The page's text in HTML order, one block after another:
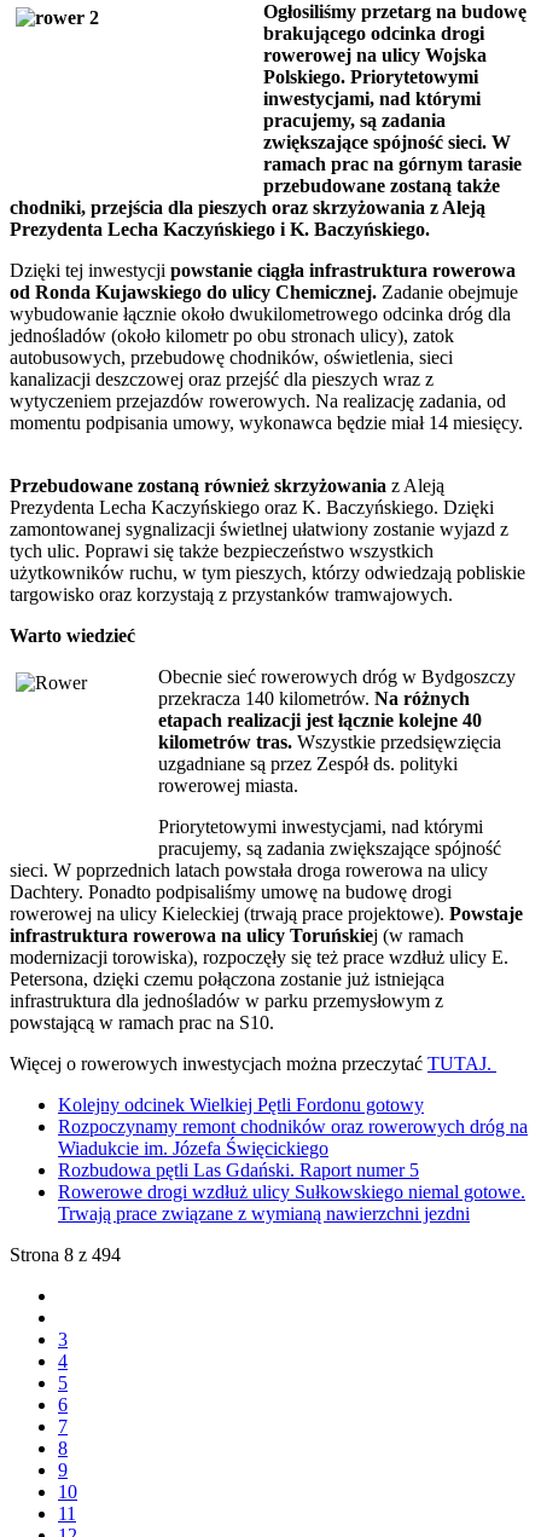
Ogłosiliśmy przetarg na budowę
brakującego odcinka drogi
rowerowej na ulicy Wojska
Polskiego. Priorytetowymi
inwestycjami, nad którymi
pracujemy, są zadania
zwiększające spójność sieci. W
ramach prac na górnym tarasie
przebudowane zostaną także
chodniki, przejścia dla pieszych oraz skrzyżowania z Aleją
Prezydenta Lecha Kaczyńskiego i K. Baczyńskiego.
Dzięki tej inwestycji powstanie ciągła infrastruktura rowerowa
od Ronda Kujawskiego do ulicy Chemicznej. Zadanie obejmuje
wybudowanie łącznie około dwukilometrowego odcinka dróg dla
jednośladów (około kilometr po obu stronach ulicy), zatok
autobusowych, przebudowę chodników, oświetlenia, sieci
kanalizacji deszczowej oraz przejść dla pieszych wraz z
wytyczeniem przejazdów rowerowych. Na realizację zadania, od
momentu podpisania umowy, wykonawca będzie miał 14 miesięcy.
Przebudowane zostaną również skrzyżowania z Aleją
Prezydenta Lecha Kaczyńskiego oraz K. Baczyńskiego. Dzięki
zamontowanej sygnalizacji świetlnej ułatwiony zostanie wyjazd z
tych ulic. Poprawi się także bezpieczeństwo wszystkich
użytkowników ruchu, w tym pieszych, którzy odwiedzają pobliskie
targowisko oraz korzystają z przystanków tramwajowych.
Warto wiedzieć
Obecnie sieć rowerowych dróg w Bydgoszczy
przekracza 140 kilometrów. Na różnych
etapach realizacji jest łącznie kolejne 40
kilometrów tras. Wszystkie przedsięwzięcia
uzgadniane są przez Zespół ds. polityki
rowerowej miasta.
Priorytetowymi inwestycjami, nad którymi
pracujemy, są zadania zwiększające spójność
sieci. W poprzednich latach powstała droga rowerowa na ulicy
Dachtery. Ponadto podpisaliśmy umowę na budowę drogi
rowerowej na ulicy Kieleckiej (trwają prace projektowe). Powstaje
infrastruktura rowerowa na ulicy Toruńskiej (w ramach
modernizacji torowiska), rozpoczęły się też prace wzdłuż ulicy E.
Petersona, dzięki czemu połączona zostanie już istniejąca
infrastruktura dla jednośladów w parku przemysłowym z
powstającą w ramach prac na S10.
Więcej o rowerowych inwestycjach można przeczytać TUTAJ.
Kolejny odcinek Wielkiej Pętli Fordonu gotowy
Rozpoczynamy remont chodników oraz rowerowych dróg na
Wiadukcie im. Józefa Święcickiego
Rozbudowa pętli Las Gdański. Raport numer 5
Rowerowe drogi wzdłuż ulicy Sułkowskiego niemal gotowe.
Trwają prace związane z wymianą nawierzchni jezdni
Strona 8 z 494
3
4
5
6
7
8
9
10
11